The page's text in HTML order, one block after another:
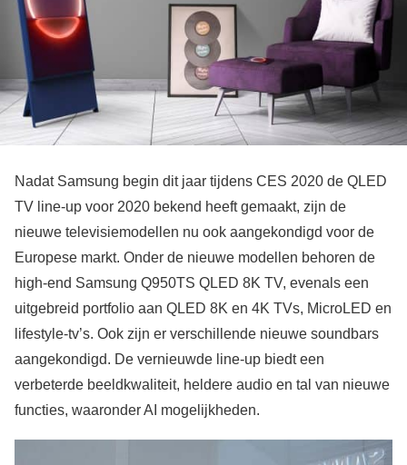
Nadat Samsung begin dit jaar tijdens CES 2020 de QLED
TV line-up voor 2020 bekend heeft gemaakt, zijn de
nieuwe televisiemodellen nu ook aangekondigd voor de
Europese markt. Onder de nieuwe modellen behoren de
high-end Samsung Q950TS QLED 8K TV, evenals een
uitgebreid portfolio aan QLED 8K en 4K TVs, MicroLED en
lifestyle-tv’s. Ook zijn er verschillende nieuwe soundbars
aangekondigd. De vernieuwde line-up biedt een
verbeterde beeldkwaliteit, heldere audio en tal van nieuwe
functies, waaronder AI mogelijkheden.